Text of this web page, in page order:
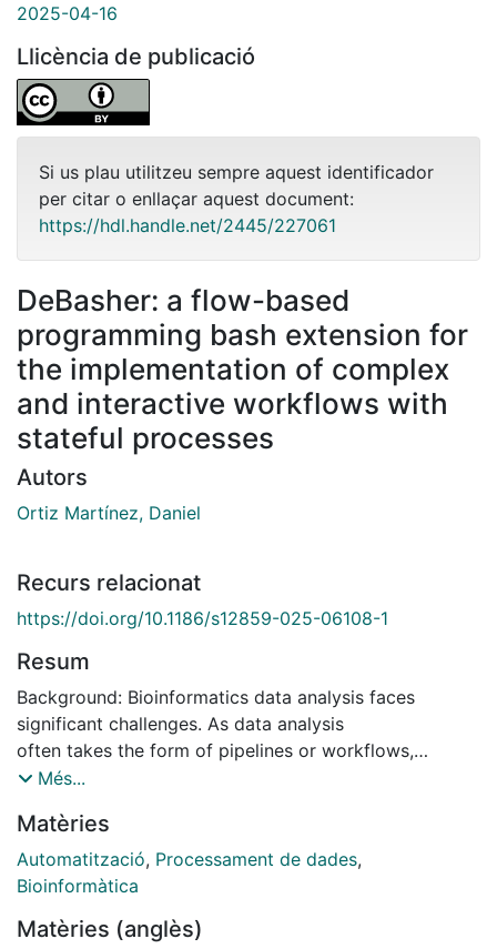
2025-04-16
Llicència de publicació
Si us plau utilitzeu sempre aquest identificador
per citar o enllaçar aquest document:
https://hdl.handle.net/2445/227061
DeBasher: a flow-based
programming bash extension for
the implementation of complex
and interactive workflows with
stateful processes
Autors
Ortiz Martínez, Daniel
Recurs relacionat
https://doi.org/10.1186/s12859-025-06108-1
Resum
Background: Bioinformatics data analysis faces
significant challenges. As data analysis
often takes the form of pipelines or workflows,
workflow managers (WfMs) have
the preferred approach in WfMs,
enabling parallel processes activated reactively based
on input availability. While this
progression, cyclic workflows are sometimes
Més...
Matèries
Automatització, Processament de dades,
Bioinformàtica
Matèries (anglès)